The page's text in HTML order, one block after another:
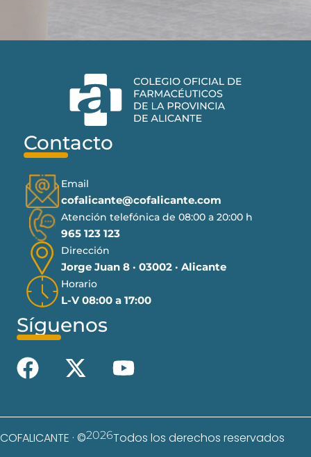
Contacto
Email
cofalicante@cofalicante.com
Atención telefónica de 08:00 a 20:00 h
965 123 123
Dirección
Jorge Juan 8 · 03002 · Alicante
Horario
L-V 08:00 a 17:00
Síguenos
COFALICANTE · ©2026Todos los derechos reservados